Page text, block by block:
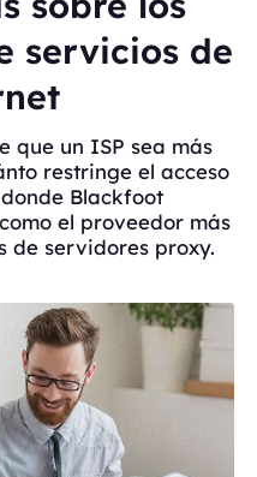
servicios de
que un ISP sea más
restringe el acceso
Blackfoot
el proveedor más
de servidores proxy.